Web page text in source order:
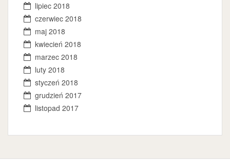
lipiec 2018
czerwiec 2018
maj 2018
kwiecień 2018
marzec 2018
luty 2018
styczeń 2018
grudzień 2017
listopad 2017